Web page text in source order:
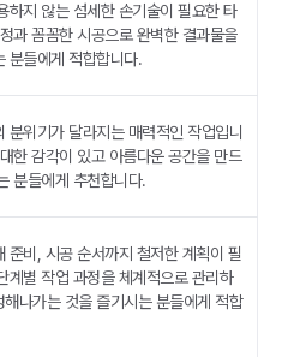
하지 않는 섬세한 손기술이 필요한 타
과 꼼꼼한 시공으로 완벽한 결과물을
분들에게 적합합니다.
분위기가 달라지는 매력적인 작업입니
한 감각이 있고 아름다운 공간을 만드
분들에게 추천합니다.
준비, 시공 순서까지 철저한 계획이 필
계별 작업 과정을 체계적으로 관리하
해나가는 것을 즐기시는 분들에게 적합